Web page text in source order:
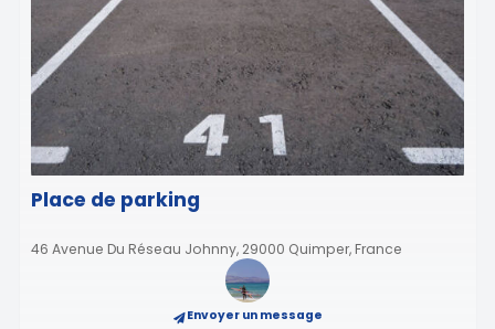
Place de parking
46 Avenue Du Réseau Johnny, 29000 Quimper, France
Envoyer un message